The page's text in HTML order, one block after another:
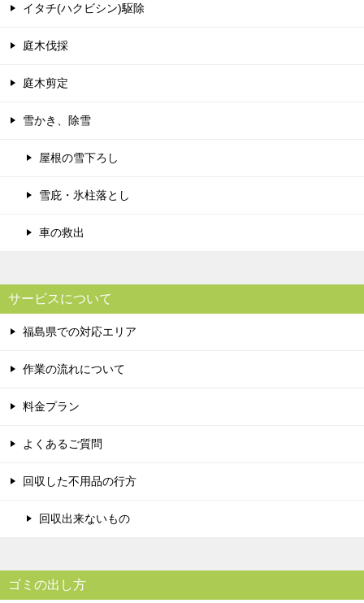
イタチ(ハクビシン)駆除
庭木伐採
庭木剪定
雪かき、除雪
屋根の雪下ろし
雪庇・氷柱落とし
車の救出
サービスについて
福島県での対応エリア
作業の流れについて
料金プラン
よくあるご質問
回収した不用品の行方
回収出来ないもの
ゴミの出し方